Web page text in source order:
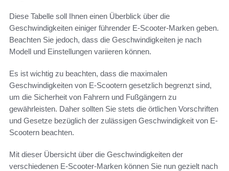
Diese Tabelle soll Ihnen einen Überblick über die
Geschwindigkeiten einiger führender E-Scooter-Marken geben.
Beachten Sie jedoch, dass die Geschwindigkeiten je nach
Modell und Einstellungen variieren können.
Es ist wichtig zu beachten, dass die maximalen
Geschwindigkeiten von E-Scootern gesetzlich begrenzt sind,
um die Sicherheit von Fahrern und Fußgängern zu
gewährleisten. Daher sollten Sie stets die örtlichen Vorschriften
und Gesetze bezüglich der zulässigen Geschwindigkeit von E-
Scootern beachten.
Mit dieser Übersicht über die Geschwindigkeiten der
verschiedenen E-Scooter-Marken können Sie nun gezielt nach